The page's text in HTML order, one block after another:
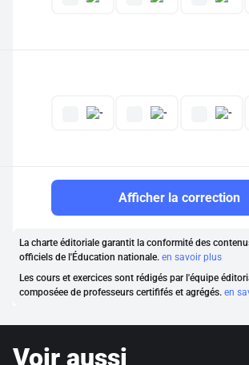
Afficher la correction
La charte éditoriale garantit la conformité des
officiels de l'Éducation nationale. en savoir plus
Les cours et exercices sont rédigés par l'équipe
composéee de professeurs certififés et agrégés. en
Voir aussi